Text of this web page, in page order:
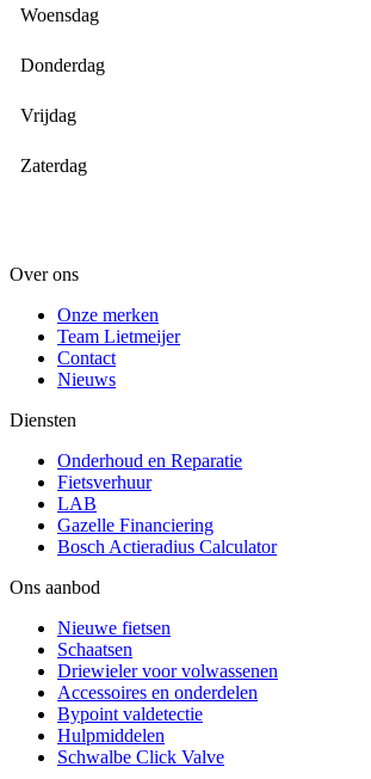
Woensdag
Donderdag
Vrijdag
Zaterdag
Over ons
Onze merken
Team Lietmeijer
Contact
Nieuws
Diensten
Onderhoud en Reparatie
Fietsverhuur
LAB
Gazelle Financiering
Bosch Actieradius Calculator
Ons aanbod
Nieuwe fietsen
Schaatsen
Driewieler voor volwassenen
Accessoires en onderdelen
Bypoint valdetectie
Hulpmiddelen
Schwalbe Click Valve